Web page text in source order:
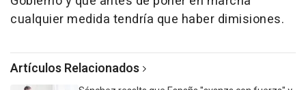
cualquier medida tendría que haber dimisiones.
Artículos Relacionados